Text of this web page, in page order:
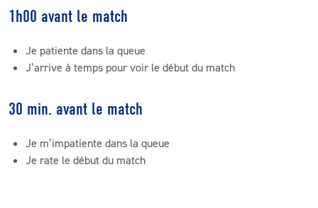
ACTUALITÉS
LS E-SHOP
LS ACADEMY CAMPS
1h00 avant le match
Je patiente dans la queue
J’arrive à temps pour voir le début du match
30 min. avant le match
Je m’impatiente dans la queue
Je rate le début du match